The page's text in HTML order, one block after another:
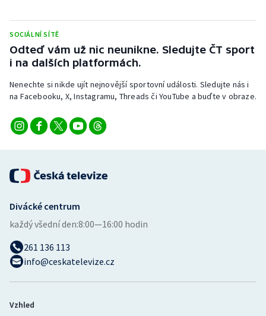
Veslování
Volejbal
Ostatní
SOCIÁLNÍ SÍTĚ
Odteď vám už nic neunikne. Sledujte ČT sport
i na dalších platformách.
Nenechte si nikde ujít nejnovější sportovní události. Sledujte nás i
na Facebooku, X, Instagramu, Threads či YouTube a buďte v obraze.
Divácké centrum
každý všední den:8:00—16:00 hodin
261 136 113
info@ceskatelevize.cz
Vzhled